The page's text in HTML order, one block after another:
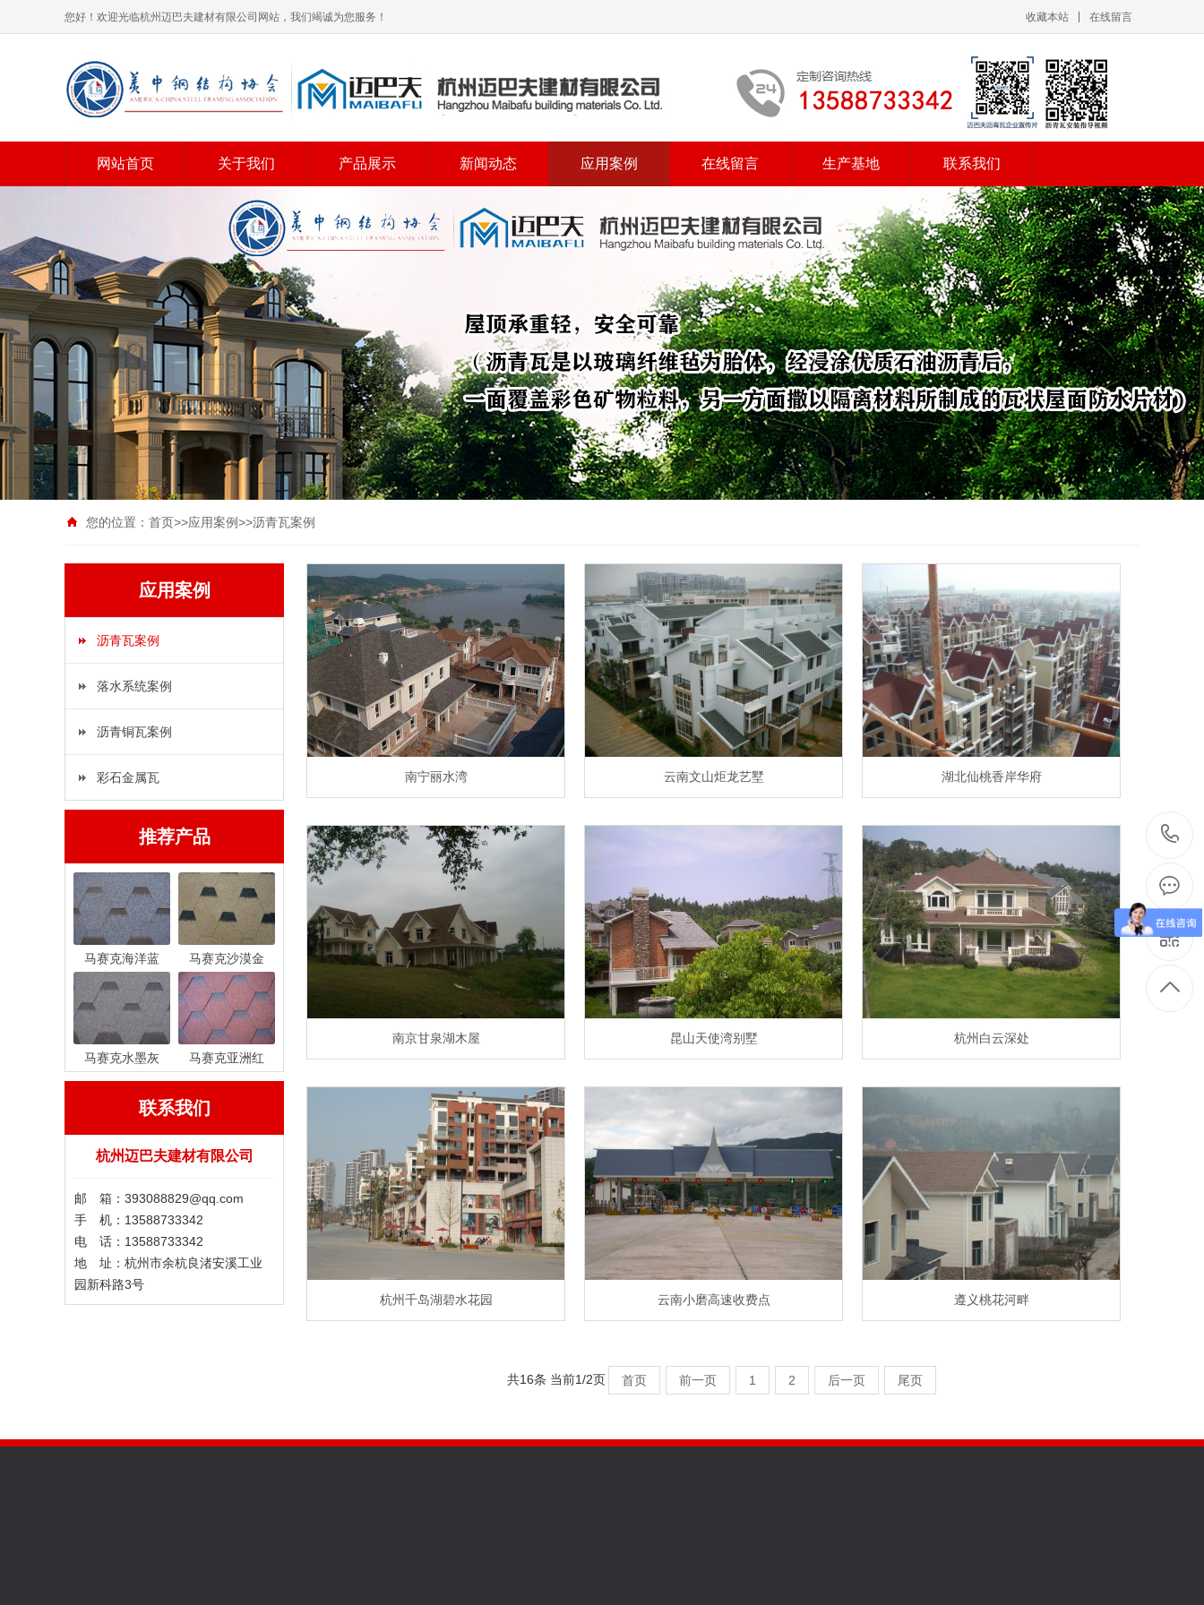
您好！欢迎光临杭州迈巴夫建材有限公司网站，我们竭诚为您服务！ 收藏本站 在线留言
网站首页 关于我们 产品展示 新闻动态 应用案例 在线留言 生产基地 联系我们
您的位置： 首页>>应用案例>>沥青瓦案例
应用案例
沥青瓦案例
落水系统案例
沥青铜瓦案例
彩石金属瓦
推荐产品
马赛克海洋蓝 马赛克沙漠金
马赛克水墨灰 马赛克亚洲红
联系我们
杭州迈巴夫建材有限公司
邮 箱：393088829@qq.com
手 机：13588733342
电 话：13588733342
地 址：杭州市余杭良渚安溪工业
园新科路3号
南宁丽水湾 云南文山炬龙艺墅 湖北仙桃香岸华府
南京甘泉湖木屋 昆山天使湾别墅 杭州白云深处
杭州千岛湖碧水花园 云南小磨高速收费点 遵义桃花河畔
共16条 当前1/2页 首页 前一页 1 2 后一页 尾页